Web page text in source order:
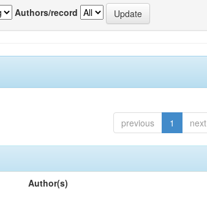
Authors/record
previous 1 next
Author(s)